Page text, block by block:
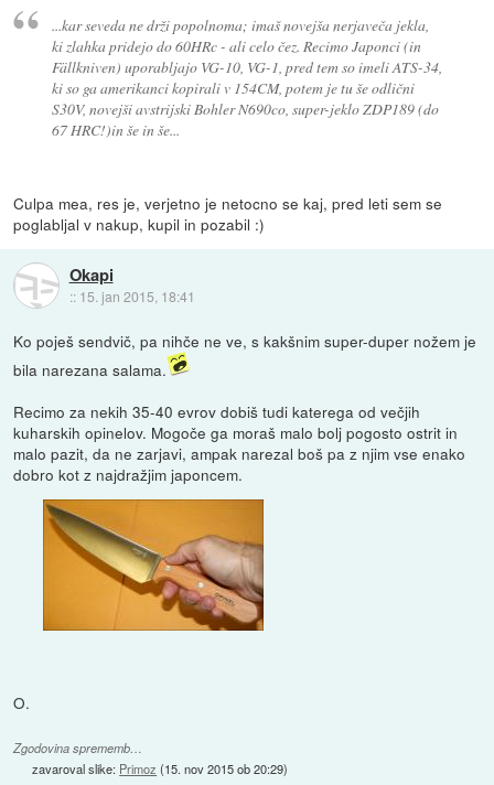
...kar seveda ne drži popolnoma; imaš novejša nerjaveča jekla,
ki zlahka pridejo do 60HRc - ali celo čez. Recimo Japonci (in
Fällkniven) uporabljajo VG-10, VG-1, pred tem so imeli ATS-34,
ki so ga amerikanci kopirali v 154CM, potem je tu še odlični
S30V, novejši avstrijski Bohler N690co, super-jeklo ZDP189 (do
67 HRC!)in še in še...
Culpa mea, res je, verjetno je netocno se kaj, pred leti sem se
poglabljal v nakup, kupil in pozabil :)
Okapi
:: 15. jan 2015, 18:41
Ko poješ sendvič, pa nihče ne ve, s kakšnim super-duper nožem je
bila narezana salama.
Recimo za nekih 35-40 evrov dobiš tudi katerega od večjih
kuharskih opinelov. Mogoče ga moraš malo bolj pogosto ostrit in
malo pazit, da ne zarjavi, ampak narezal boš pa z njim vse enako
dobro kot z najdražjim japoncem.
O.
Zgodovina sprememb…
zavaroval slike: Primoz (15. nov 2015 ob 20:29)